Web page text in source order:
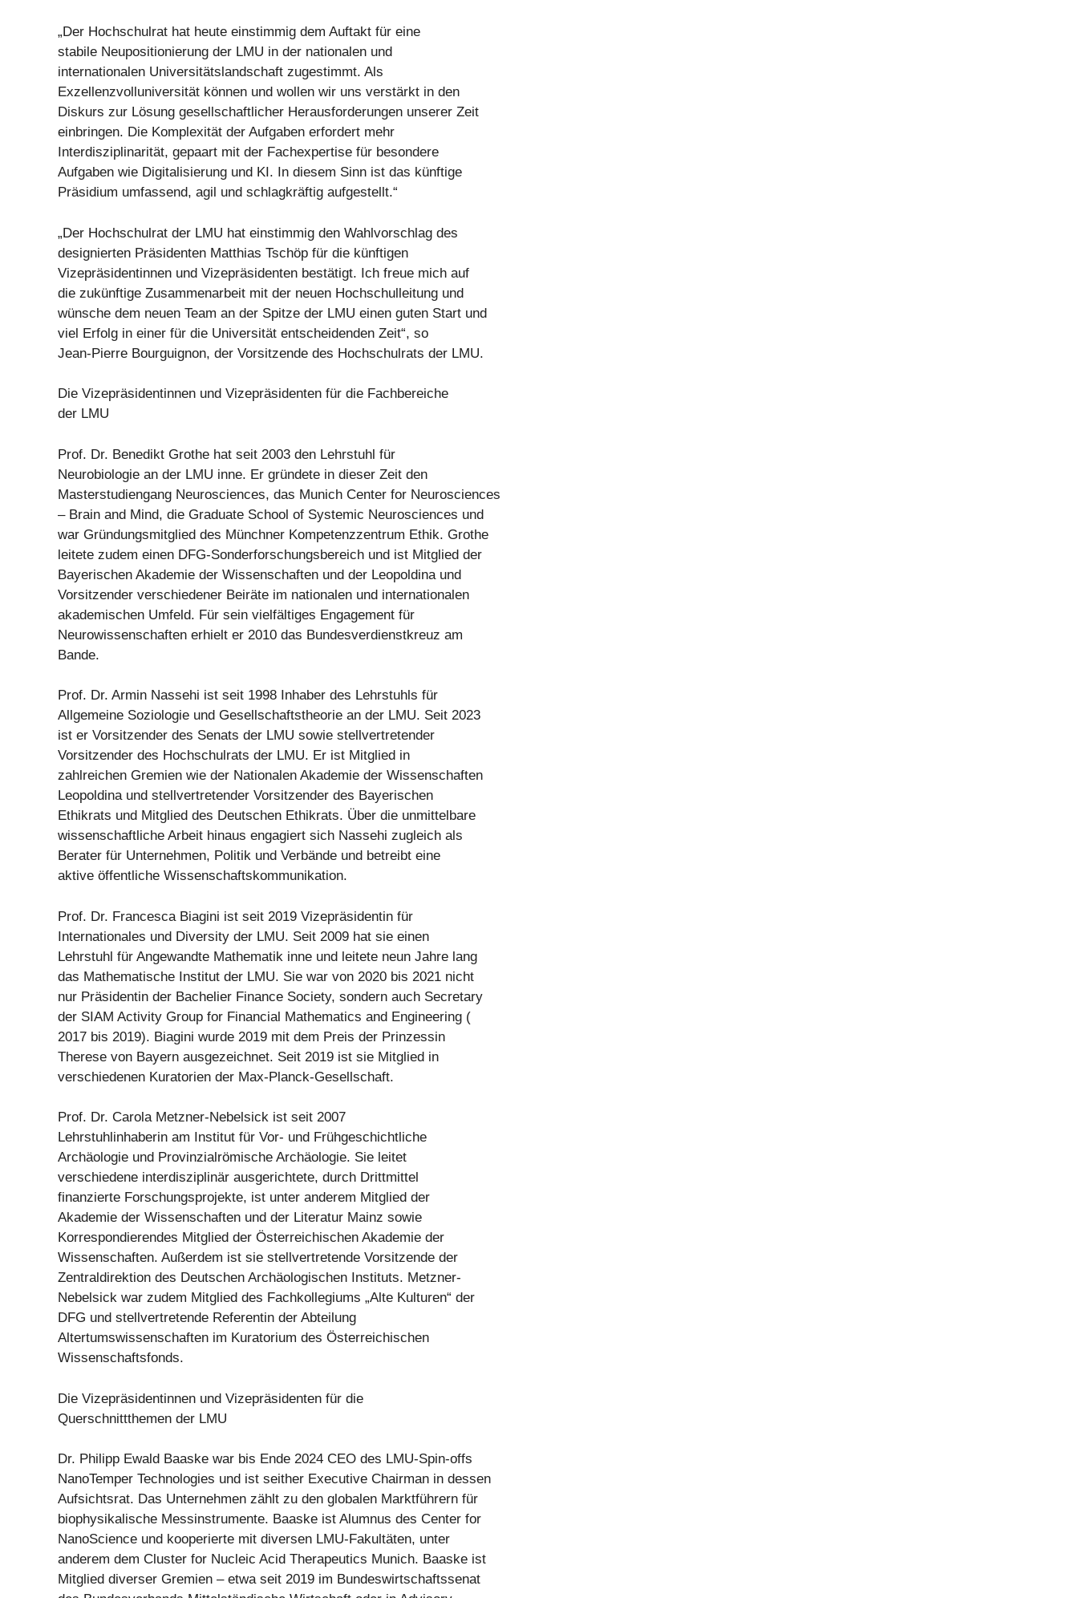
„Der Hochschulrat hat heute einstimmig dem Auftakt für eine
stabile Neupositionierung der LMU in der nationalen und
internationalen Universitätslandschaft zugestimmt. Als
Exzellenzvolluniversität können und wollen wir uns verstärkt in den
Diskurs zur Lösung gesellschaftlicher Herausforderungen unserer Zeit
einbringen. Die Komplexität der Aufgaben erfordert mehr
Interdisziplinarität, gepaart mit der Fachexpertise für besondere
Aufgaben wie Digitalisierung und KI. In diesem Sinn ist das künftige
Präsidium umfassend, agil und schlagkräftig aufgestellt.“
„Der Hochschulrat der LMU hat einstimmig den Wahlvorschlag des
designierten Präsidenten Matthias Tschöp für die künftigen
Vizepräsidentinnen und Vizepräsidenten bestätigt. Ich freue mich auf
die zukünftige Zusammenarbeit mit der neuen Hochschulleitung und
wünsche dem neuen Team an der Spitze der LMU einen guten Start und
viel Erfolg in einer für die Universität entscheidenden Zeit“, so
Jean-Pierre Bourguignon, der Vorsitzende des Hochschulrats der LMU.
Die Vizepräsidentinnen und Vizepräsidenten für die Fachbereiche
der LMU
Prof. Dr. Benedikt Grothe hat seit 2003 den Lehrstuhl für
Neurobiologie an der LMU inne. Er gründete in dieser Zeit den
Masterstudiengang Neurosciences, das Munich Center for Neurosciences
– Brain and Mind, die Graduate School of Systemic Neurosciences und
war Gründungsmitglied des Münchner Kompetenzzentrum Ethik. Grothe
leitete zudem einen DFG-Sonderforschungsbereich und ist Mitglied der
Bayerischen Akademie der Wissenschaften und der Leopoldina und
Vorsitzender verschiedener Beiräte im nationalen und internationalen
akademischen Umfeld. Für sein vielfältiges Engagement für
Neurowissenschaften erhielt er 2010 das Bundesverdienstkreuz am
Bande.
Prof. Dr. Armin Nassehi ist seit 1998 Inhaber des Lehrstuhls für
Allgemeine Soziologie und Gesellschaftstheorie an der LMU. Seit 2023
ist er Vorsitzender des Senats der LMU sowie stellvertretender
Vorsitzender des Hochschulrats der LMU. Er ist Mitglied in
zahlreichen Gremien wie der Nationalen Akademie der Wissenschaften
Leopoldina und stellvertretender Vorsitzender des Bayerischen
Ethikrats und Mitglied des Deutschen Ethikrats. Über die unmittelbare
wissenschaftliche Arbeit hinaus engagiert sich Nassehi zugleich als
Berater für Unternehmen, Politik und Verbände und betreibt eine
aktive öffentliche Wissenschaftskommunikation.
Prof. Dr. Francesca Biagini ist seit 2019 Vizepräsidentin für
Internationales und Diversity der LMU. Seit 2009 hat sie einen
Lehrstuhl für Angewandte Mathematik inne und leitete neun Jahre lang
das Mathematische Institut der LMU. Sie war von 2020 bis 2021 nicht
nur Präsidentin der Bachelier Finance Society, sondern auch Secretary
der SIAM Activity Group for Financial Mathematics and Engineering (
2017 bis 2019). Biagini wurde 2019 mit dem Preis der Prinzessin
Therese von Bayern ausgezeichnet. Seit 2019 ist sie Mitglied in
verschiedenen Kuratorien der Max-Planck-Gesellschaft.
Prof. Dr. Carola Metzner-Nebelsick ist seit 2007
Lehrstuhlinhaberin am Institut für Vor- und Frühgeschichtliche
Archäologie und Provinzialrömische Archäologie. Sie leitet
verschiedene interdisziplinär ausgerichtete, durch Drittmittel
finanzierte Forschungsprojekte, ist unter anderem Mitglied der
Akademie der Wissenschaften und der Literatur Mainz sowie
Korrespondierendes Mitglied der Österreichischen Akademie der
Wissenschaften. Außerdem ist sie stellvertretende Vorsitzende der
Zentraldirektion des Deutschen Archäologischen Instituts. Metzner-
Nebelsick war zudem Mitglied des Fachkollegiums „Alte Kulturen“ der
DFG und stellvertretende Referentin der Abteilung
Altertumswissenschaften im Kuratorium des Österreichischen
Wissenschaftsfonds.
Die Vizepräsidentinnen und Vizepräsidenten für die
Querschnittthemen der LMU
Dr. Philipp Ewald Baaske war bis Ende 2024 CEO des LMU-Spin-offs
NanoTemper Technologies und ist seither Executive Chairman in dessen
Aufsichtsrat. Das Unternehmen zählt zu den globalen Marktführern für
biophysikalische Messinstrumente. Baaske ist Alumnus des Center for
NanoScience und kooperierte mit diversen LMU-Fakultäten, unter
anderem dem Cluster for Nucleic Acid Therapeutics Munich. Baaske ist
Mitglied diverser Gremien – etwa seit 2019 im Bundeswirtschaftssenat